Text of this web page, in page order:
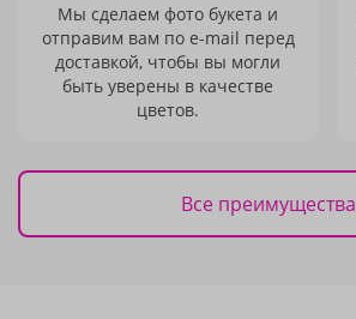
Мы сделаем фото букета и
отправим вам по e-mail перед
доставкой, чтобы вы могли
быть уверены в качестве
цветов.
Все преимущества